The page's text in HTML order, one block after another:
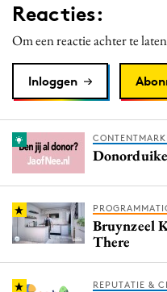
Media
Merkstrategie
PR
Programmatic
Reputatie & crisis
Reacties:
Om een reactie achter te
Inloggen
Bruynzeel
There
REPUTATIE &